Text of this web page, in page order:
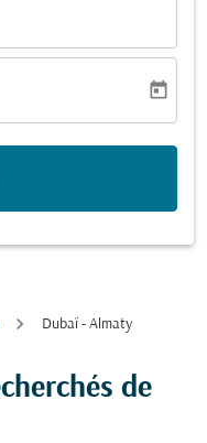
today
Dubaï - Almaty
de
itinéraire (origine et/